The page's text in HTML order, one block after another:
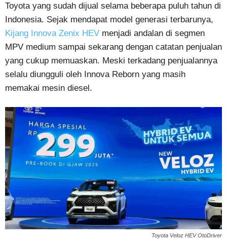
Toyota yang sudah dijual selama beberapa puluh tahun di
Indonesia. Sejak mendapat model generasi terbarunya,
Kijang Innova Zenix HEV menjadi andalan di segmen
MPV medium sampai sekarang dengan catatan penjualan
yang cukup memuaskan. Meski terkadang penjualannya
selalu diungguli oleh Innova Reborn yang masih
memakai mesin diesel.
Toyota Veloz HEV OtoDriver